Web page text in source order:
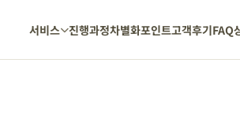
서비스 진행과정차별화포인트고객후기FAQ